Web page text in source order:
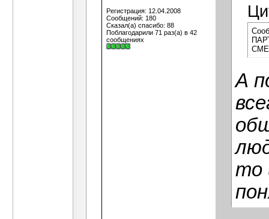
Регистрация: 12.04.2008
Сообщений: 180
Сказал(а) спасибо: 88
Поблагодарили 71 раз(а) в 42
сообщениях
А
то